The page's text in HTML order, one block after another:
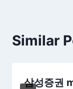
Similar
삼성증권